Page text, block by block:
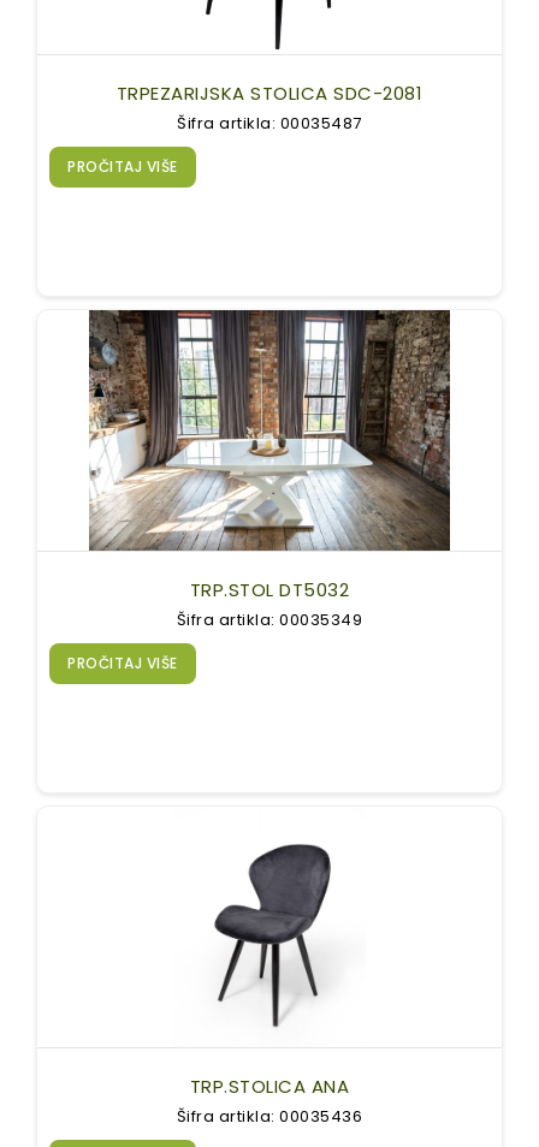
TRPEZARIJSKA STOLICA SDC-2081
Šifra artikla: 00035487
PROČITAJ VIŠE
TRP.STOL DT5032
Šifra artikla: 00035349
PROČITAJ VIŠE
TRP.STOLICA ANA
Šifra artikla: 00035436